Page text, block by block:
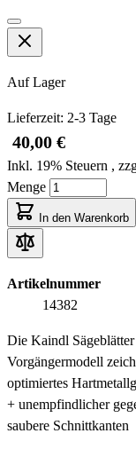
Auf Lager
Lieferzeit: 2-3 Tage
40,00 €
Inkl. 19% Steuern ,
Menge
In den Warenkorb
Artikelnummer
14382
Die Kaindl
Vorgängermodell
optimiertes
+ unempfindlicher
saubere Schnittkanten